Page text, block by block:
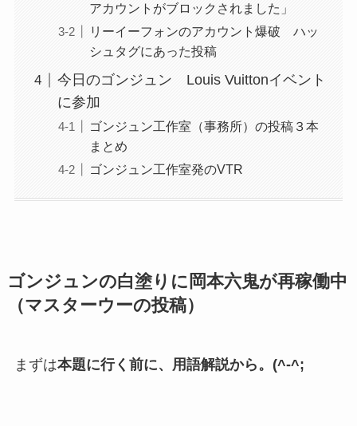
アカウントがブロックされました」
リーイーフォンのアカウント爆破 ハッ
シュタグにあった投稿
今日のゴンジュン Louis Vuittonイベント
に参加
ゴンジュン工作室（事務所）の投稿３本
まとめ
ゴンジュン工作室発のVTR
ゴンジュンの白塗りに岡本六鬼が再稼働中
（マスターウーの投稿）
まずは本題に行く前に、用語解説から。(^-^;